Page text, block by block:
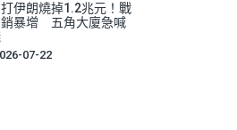
伊朗燒掉1.2兆元！戰
暴增 五角大廈急喊
07-22